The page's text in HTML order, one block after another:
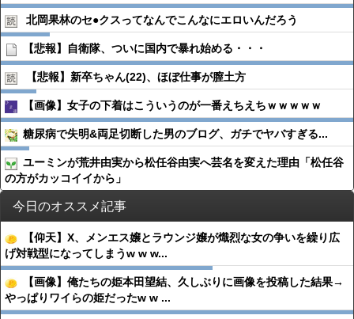
北岡果林のセ●︎クスってなんでこんなにエロいんだろう
【悲報】自衛隊、ついに国内で暴れ始める・・・
【悲報】新卒ちゃん(22)、ほぼ仕事が膣土方
【画像】女子の下着はこういうのが一番えちえちｗｗｗｗｗ
糖尿病で失明&両足切断した男のブログ、ガチでヤバすぎる...
ユーミンが荒井由実から松任谷由実へ芸名を変えた理由「松任谷
の方がカッコイイから」
今日のオススメ記事
【仰天】X、メンエス嬢とラウンジ嬢が熾烈な女の争いを繰り広
げ対戦型になってしまうw w w...
【画像】俺たちの姫本田望結、久しぶりに画像を投稿した結果→
やっぱりワイらの姫だったw w ...